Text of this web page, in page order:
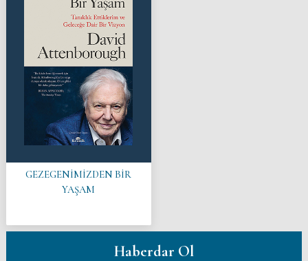
GEZEGENİMİZDEN BİR
YAŞAM
Haberdar Ol